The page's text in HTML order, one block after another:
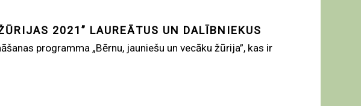
2021” LAUREĀTUS UN DALĪBNIEKUS
programma „Bērnu, jauniešu un vecāku žūrija”, kas ir